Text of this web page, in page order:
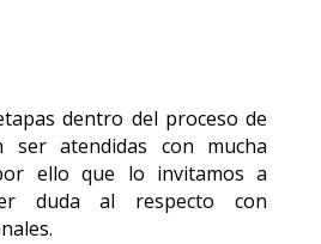
dentro del proceso de
ser atendidas con mucha
ello que lo invitamos a
duda al respecto con